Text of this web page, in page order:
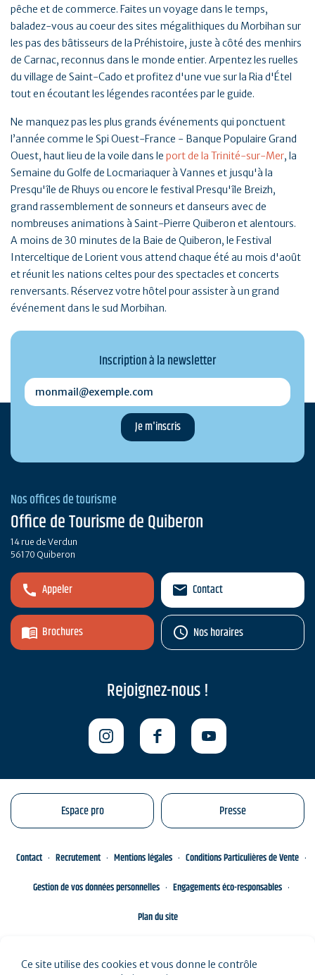
pêche et de commerce. Faites un voyage dans le temps,
baladez-vous au coeur des sites mégalithiques du Morbihan sur
les pas des bâtisseurs de la Préhistoire, juste à côté des menhirs
de Carnac, reconnus dans le monde entier. Arpentez les ruelles
du village de Saint-Cado et profitez d'une vue sur la Ria d'Étel
tout en écoutant les légendes racontées par le guide.
Ne manquez pas les plus grands événements qui ponctuent
l’année comme le Spi Ouest-France - Banque Populaire Grand
Ouest, haut lieu de la voile dans le port de la Trinité-sur-Mer, la
Semaine du Golfe de Locmariaquer à Vannes et jusqu'à la
Presqu'île de Rhuys ou encore le festival Presqu'île Breizh,
grand rassemblement de sonneurs et danseurs avec de
nombreuses animations à Saint-Pierre Quiberon et alentours.
A moins de 30 minutes de la Baie de Quiberon, le Festival
Interceltique de Lorient vous attend chaque été au mois d'août
et réunit les nations celtes pour des spectacles et concerts
renversants. Réservez votre hôtel pour assister à un grand
événement dans le sud Morbihan.
Inscription à la newsletter
monmail@exemple.com
Nos offices de tourisme
Office de Tourisme de Quiberon
14 rue de Verdun
56170 Quiberon
Appeler
Brochures
Contact
Nos horaires
Rejoignez-nous !
Espace pro Presse
Contact Recrutement Mentions légales
Conditions Particulières de Vente
Gestion de vos données personnelles
Engagements éco-responsables
Plan du site
Ce site utilise des cookies et vous donne le contrôle